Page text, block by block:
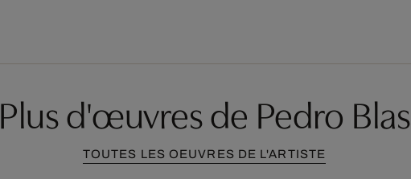
Plus d'œuvres de Pedro Blas
TOUTES LES OEUVRES DE L'ARTISTE